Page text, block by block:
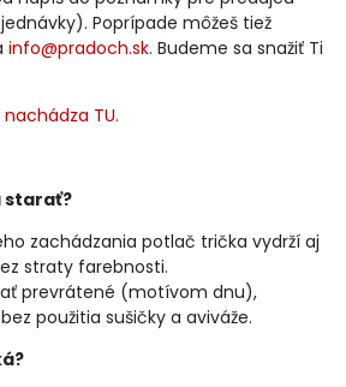
Poprípade môžeš tiež
info@pradoch.sk. Budeme sa snažiť Ti
TU.
starať?
zachádzania potlač trička vydrží aj
straty farebnosti.
prevrátené (motívom dnu),
použitia sušičky a aviváže.